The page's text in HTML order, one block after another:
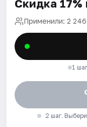
Скидка
Применили: 2 246
1
2 шаг.